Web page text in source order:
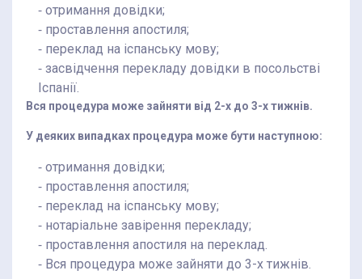
⁃ отримання довідки;
⁃ проставлення апостиля;
⁃ переклад на іспанську мову;
⁃ засвідчення перекладу довідки в посольстві
Іспанії.
Вся процедура може зайняти від 2-х до 3-х тижнів.
У деяких випадках процедура може бути наступною:
⁃ отримання довідки;
⁃ проставлення апостиля;
⁃ переклад на іспанську мову;
⁃ нотаріальне завірення перекладу;
⁃ проставлення апостиля на переклад.
⁃ Вся процедура може зайняти до 3-х тижнів.